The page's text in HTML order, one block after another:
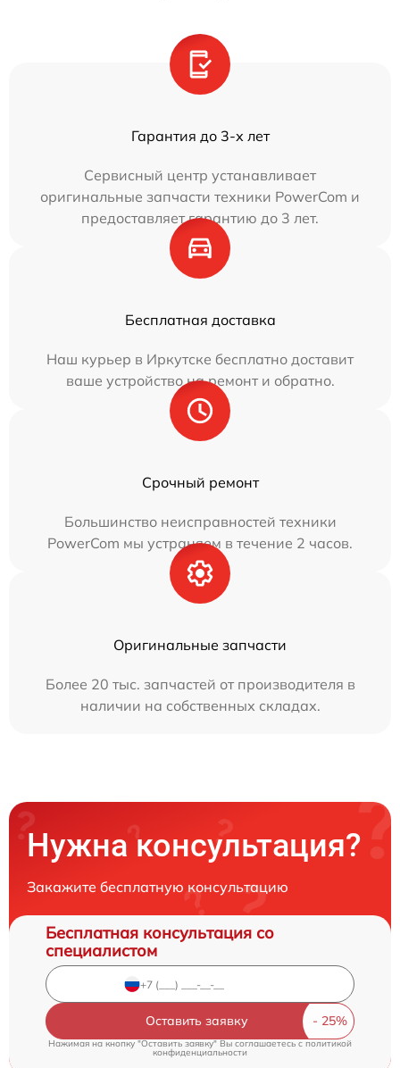
Гарантия до 3-х лет
Сервисный центр устанавливает
оригинальные запчасти техники PowerCom и
предоставляет гарантию до 3 лет.
Бесплатная доставка
Наш курьер в Иркутске бесплатно доставит
ваше устройство на ремонт и обратно.
Срочный ремонт
Большинство неисправностей техники
PowerCom мы устраняем в течение 2 часов.
Оригинальные запчасти
Более 20 тыс. запчастей от производителя в
наличии на собственных складах.
Нужна консультация?
Закажите бесплатную консультацию
Бесплатная консультация со
специалистом
Оставить заявку
Нажимая на кнопку "Оставить заявку" Вы соглашаетесь cполитикой
конфиденциальности